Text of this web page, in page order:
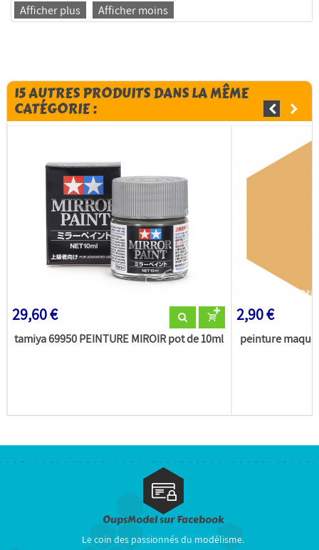
Afficher plus Afficher moins
15 AUTRES PRODUITS DANS LA MÊME
CATÉGORIE :
29,60 €
tamiya 69950 PEINTURE MIROIR pot de 10ml
2,90 €
peinture
OupsModel sur Facebook
Le coin des passionnés du modélisme.